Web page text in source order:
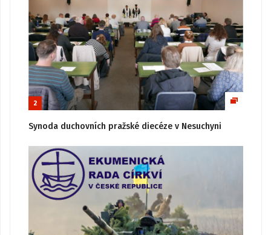
2
Synoda duchovních pražské diecéze v Nesuchyni